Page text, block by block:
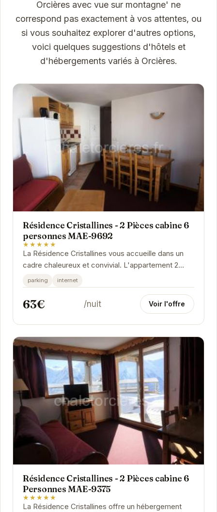
Orcières avec vue sur montagne' ne
correspond pas exactement à vos attentes, ou
si vous souhaitez explorer d'autres options,
voici quelques suggestions d'hôtels et
d'hébergements variés à Orcières.
Résidence Cristallines - 2 Pièces cabine 6
personnes MAE-9692
★★★★★
La Résidence Cristallines vous accueille dans un
cadre chaleureux et convivial. L'appartement 2
pièces cabine, spacieux et confortable, est...
parking internet
63€ /nuit Voir l'offre
Résidence Cristallines - 2 Pièces cabine 6
Personnes MAE-9375
★★★★★
La Résidence Cristallines offre un hébergement